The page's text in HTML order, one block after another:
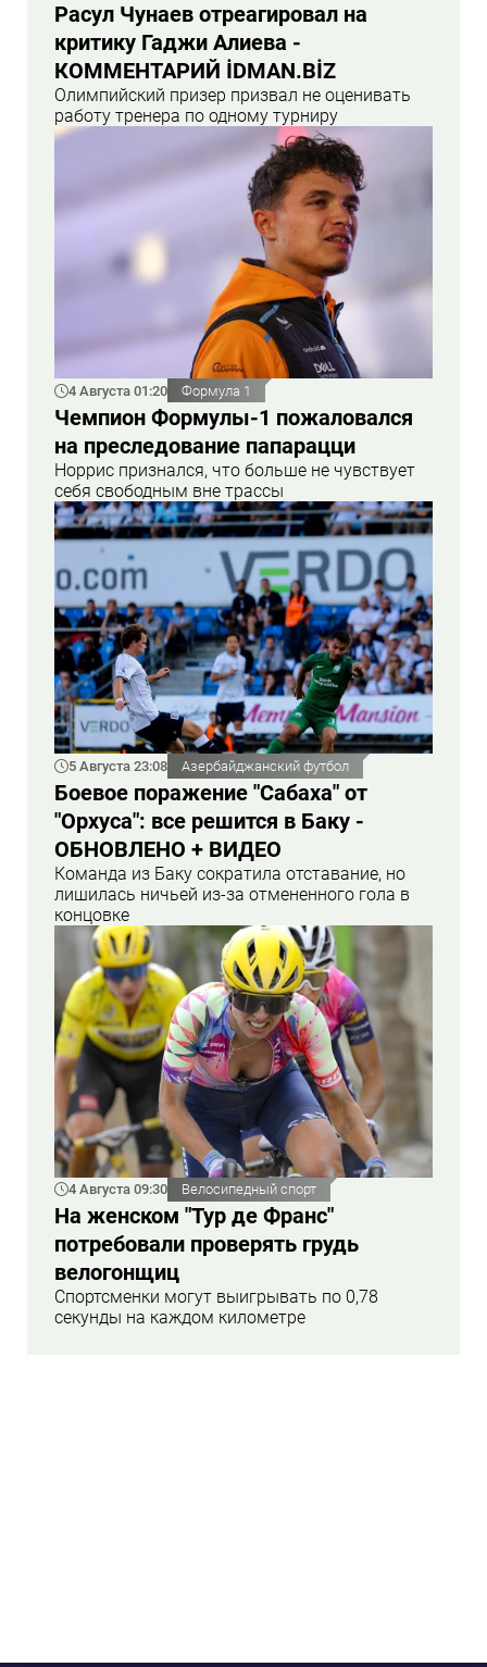
Расул Чунаев отреагировал на
критику Гаджи Алиева -
КОММЕНТАРИЙ İDMAN.BİZ
Олимпийский призер призвал не оценивать
работу тренера по одному турниру
4 Августа 01:20 Формула 1
Чемпион Формулы-1 пожаловался
на преследование папарацци
Норрис признался, что больше не чувствует
себя свободным вне трассы
5 Августа 23:08 Азербайджанский футбол
Боевое поражение "Сабаха" от
"Орхуса": все решится в Баку -
ОБНОВЛЕНО + ВИДЕО
Команда из Баку сократила отставание, но
лишилась ничьей из-за отмененного гола в
концовке
4 Августа 09:30 Велосипедный спорт
На женском "Тур де Франс"
потребовали проверять грудь
велогонщиц
Спортсменки могут выигрывать по 0,78
секунды на каждом километре